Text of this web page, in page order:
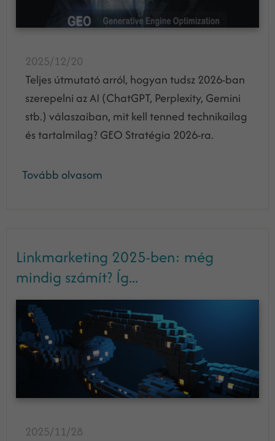
2025/12/20
Teljes útmutató arról, hogyan tudsz 2026-ban
szerepelni az AI (ChatGPT, Perplexity, Gemini
stb.) válaszaiban, mit kell tenned technikailag
és tartalmilag? GEO Stratégia 2026-ra.
Tovább olvasom
Linkmarketing 2025-ben: még
mindig számít? Íg...
2025/11/28